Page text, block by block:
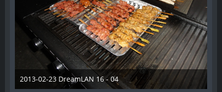
2013-02-23 DreamLAN 16 - 04
7. Juni 2014